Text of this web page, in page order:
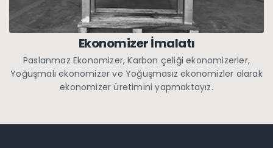
Ekonomizer İmalatı
Paslanmaz Ekonomizer, Karbon çeliği ekonomizerler,
Yoğuşmalı ekonomizer ve Yoğuşmasız ekonomizler olarak
ekonomizer üretimini yapmaktayız.